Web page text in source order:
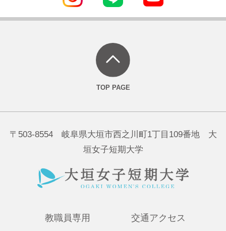
〒503-8554 岐阜県大垣市西之川町1丁目109番地 大
垣女子短期大学
教職員専用
交通アクセス